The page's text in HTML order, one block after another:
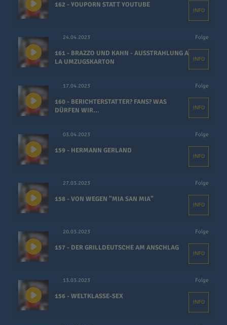
162 - YOUPORN STATT YOUTUBE
INFO
24.04.2023 Folge
161 - BRAZZO UND KAHN - AUSSTRAHLUNG A
LA UMZUGSKARTON
INFO
17.04.2023 Folge
160 - BERICHTERSTATTER? FANS? WAS
DÜRFEN WIR...
INFO
03.04.2023 Folge
159 - HERMANN GERLAND
INFO
27.03.2023 Folge
158 - VON WEGEN "MIA SAN MIA"
INFO
20.03.2023 Folge
157 - DER GRILLDEUTSCHE AM ANSCHLAG
INFO
13.03.2023 Folge
156 - WELTKLASSE-SEX
INFO